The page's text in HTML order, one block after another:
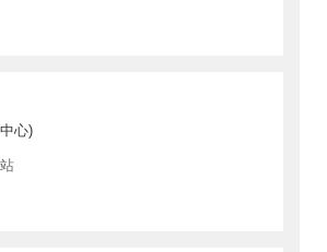
心)
站